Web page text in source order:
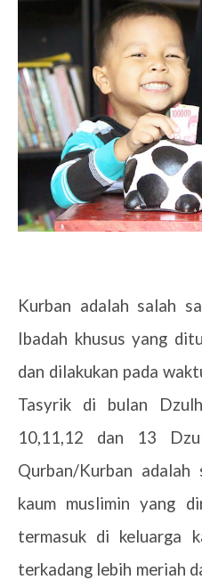
Kurban adalah salah
Ibadah khusus yang
dan dilakukan pada
Tasyrik di bulan
10,11,12 dan 13
Qurban/Kurban
kaum muslimin yang
termasuk di keluarga
terkadang lebih meriah